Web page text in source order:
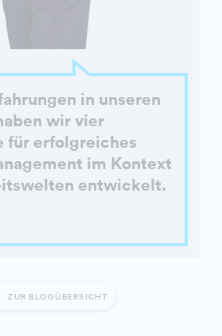
in unseren
wir vier
für erfolgreiches
im Kontext
entwickelt.
ZUR BLOGÜBERSICHT